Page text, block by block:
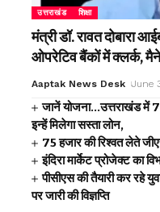
उत्तराखंड शिक्षा
मंत्री डॉ. रावत दोबारा
ओपरेटिव बैंकों में क्लर्क,
Aaptak News Desk June
जानें योजना…उत्तराखंड में
इन्हें मिलेगा सस्ता लोन,
75 हजार की रिश्वत लेते
इंदिरा मार्केट प्रोजेक्ट का
पीसीएस की तैयारी कर रहे
पर जारी की विज्ञप्ति